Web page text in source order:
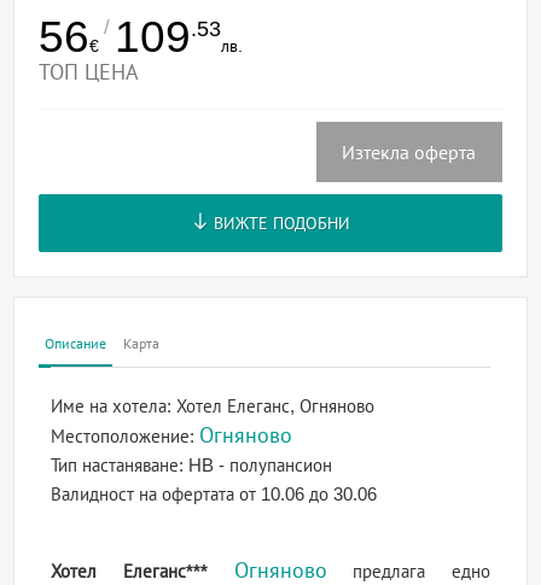
56€
/ 109.53
лв.
ТОП ЦЕНА
Изтекла оферта
ВИЖТЕ ПОДОБНИ
Описание Карта
Име на хотела: Хотел Елеганс, Огняново
Местоположение: Огняново
Тип настаняване: HB - полупансион
Валидност на офертатаот 10.06 до 30.06
Хотел Елеганс*** Огняново предлага едно